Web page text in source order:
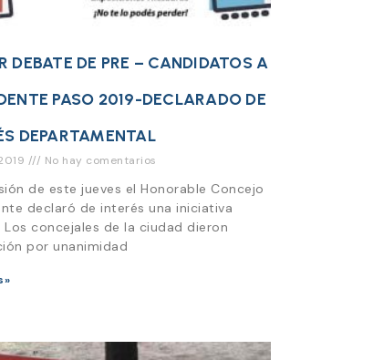
DEBATE DE PRE – CANDIDATOS A
PASO 2019-DECLARADO DE
DEPARTAMENTAL
No hay comentarios
de este jueves el Honorable Concejo
declaró de interés una iniciativa
Los concejales de la ciudad dieron
por unanimidad